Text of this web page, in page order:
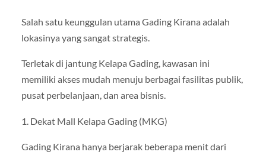
Salah satu keunggulan utama Gading Kirana adalah
lokasinya yang sangat strategis.
Terletak di jantung Kelapa Gading, kawasan ini
memiliki akses mudah menuju berbagai fasilitas publik,
pusat perbelanjaan, dan area bisnis.
1. Dekat Mall Kelapa Gading (MKG)
Gading Kirana hanya berjarak beberapa menit dari